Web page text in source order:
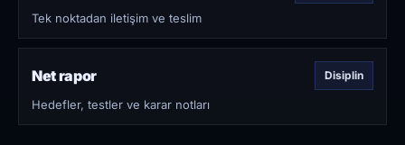
Tek noktadan iletişim ve teslim
Net rapor Disiplin
Hedefler, testler ve karar notları